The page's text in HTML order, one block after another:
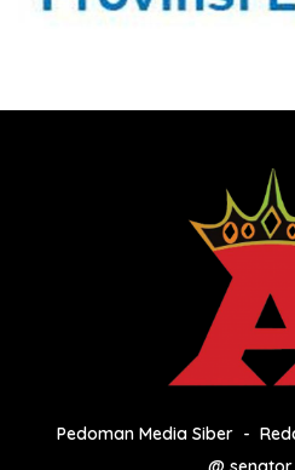
Pedoman Media Siber